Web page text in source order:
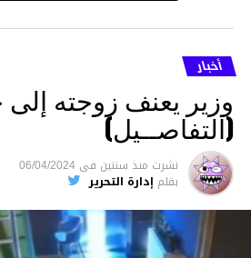
أخبار
وزير يعنف زوجته
(التفاصــيل)
نشرت منذ سنتين فى 06/04/2024
بقلم إدارة التحرير